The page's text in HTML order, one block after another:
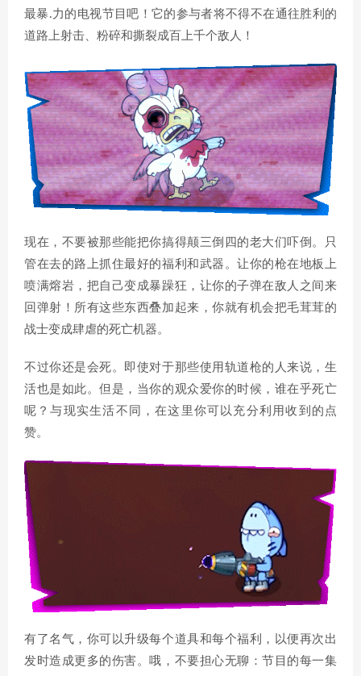
最暴.力的电视节目吧！它的参与者将不得不在通往胜利的
道路上射击、粉碎和撕裂成百上千个敌人！
现在，不要被那些能把你搞得颠三倒四的老大们吓倒。只
管在去的路上抓住最好的福利和武器。让你的枪在地板上
喷满熔岩，把自己变成暴躁狂，让你的子弹在敌人之间来
回弹射！所有这些东西叠加起来，你就有机会把毛茸茸的
战士变成肆虐的死亡机器。
不过你还是会死。即使对于那些使用轨道枪的人来说，生
活也是如此。但是，当你的观众爱你的时候，谁在乎死亡
呢？与现实生活不同，在这里你可以充分利用收到的点
赞。
有了名气，你可以升级每个道具和每个福利，以便再次出
发时造成更多的伤害。哦，不要担心无聊：节目的每一集